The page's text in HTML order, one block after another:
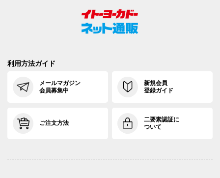
利用方法ガイド
メールマガジン
会員募集中
新規会員
登録ガイド
ご注文方法
二要素認証に
ついて